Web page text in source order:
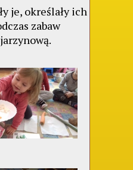
je, określały ich
zabaw